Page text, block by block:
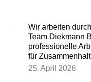
Wir arbeiten
Team Diekmann
professionelle
für
25. April 2026